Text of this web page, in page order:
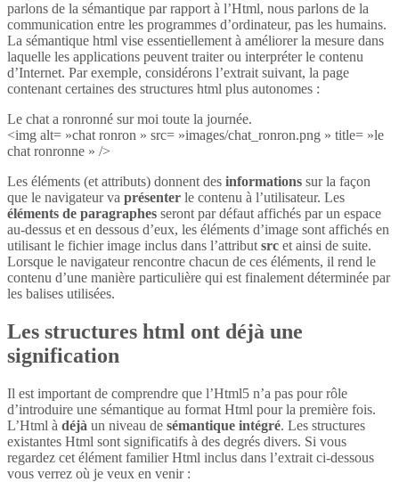
parlons de la sémantique par rapport à l’Html, nous parlons de la
communication entre les programmes d’ordinateur, pas les humains.
La sémantique html vise essentiellement à améliorer la mesure dans
laquelle les applications peuvent traiter ou interpréter le contenu
d’Internet. Par exemple, considérons l’extrait suivant, la page
contenant certaines des structures html plus autonomes :
Le chat a ronronné sur moi toute la journée.
<img alt= »chat ronron » src= »images/chat_ronron.png » title= »le
chat ronronne » />
Les éléments (et attributs) donnent des informations sur la façon
que le navigateur va présenter le contenu à l’utilisateur. Les
éléments de paragraphes seront par défaut affichés par un espace
au-dessus et en dessous d’eux, les éléments d’image sont affichés en
utilisant le fichier image inclus dans l’attribut src et ainsi de suite.
Lorsque le navigateur rencontre chacun de ces éléments, il rend le
contenu d’une manière particulière qui est finalement déterminée par
les balises utilisées.
Les structures html ont déjà une
signification
Il est important de comprendre que l’Html5 n’a pas pour rôle
d’introduire une sémantique au format Html pour la première fois.
L’Html à déjà un niveau de sémantique intégré. Les structures
existantes Html sont significatifs à des degrés divers. Si vous
regardez cet élément familier Html inclus dans l’extrait ci-dessous
vous verrez où je veux en venir :